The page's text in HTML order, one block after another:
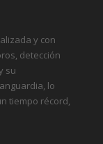
y con
detección
su
lo
tiempo récord,